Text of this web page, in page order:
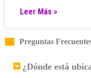
Leer Más »
Preguntas
¿Dónde está